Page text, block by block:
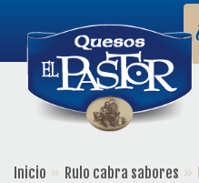
al
contenido
Inicio » Rulo cabra sabores »